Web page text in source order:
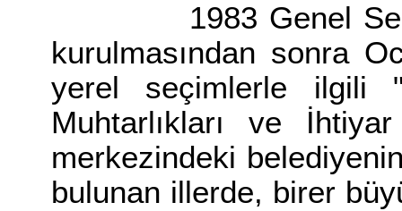
1983 Genel
kurulmasından sonra
yerel seçimlerle ilgili
Muhtarlıkları ve
merkezindeki
bulunan illerde, birer